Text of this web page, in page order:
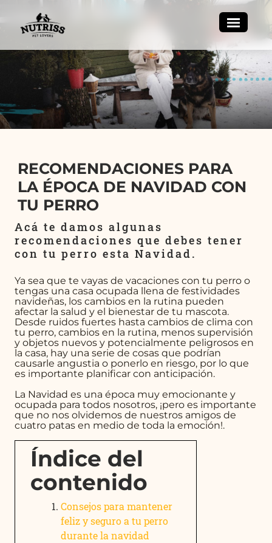
RECOMENDACIONES PARA
LA ÉPOCA DE NAVIDAD CON
TU PERRO
Acá te damos algunas
recomendaciones que debes tener
con tu perro esta Navidad.
Ya sea que te vayas de vacaciones con tu perro o
tengas una casa ocupada llena de festividades
navideñas, los cambios en la rutina pueden
afectar la salud y el bienestar de tu mascota.
Desde ruidos fuertes hasta cambios de clima con
tu perro, cambios en la rutina, menos supervisión
y objetos nuevos y potencialmente peligrosos en
la casa, hay una serie de cosas que podrían
causarle angustia o ponerlo en riesgo, por lo que
es importante planificar con anticipación.
La Navidad es una época muy emocionante y
ocupada para todos nosotros, ¡pero es importante
que no nos olvidemos de nuestros amigos de
cuatro patas en medio de toda la emoción!.
Índice del
contenido
Consejos para mantener
feliz y seguro a tu perro
durante la navidad